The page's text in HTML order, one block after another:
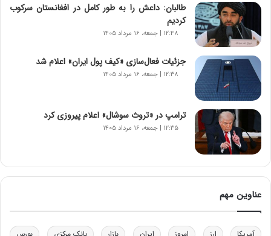
ر
ن‌
خ
و
د
ر
و
ب
ا
ی
ت
و
ل
د
خ
طالبان: داعش را به طور کامل در افغانستان سرکوب
کردیم
۱۲:۴۸ | جمعه، ۱۶ مرداد ۱۴۰۵
جزئیات فعال‌سازی «کیف پول ایران» اعلام شد
۱۲:۳۸ | جمعه، ۱۶ مرداد ۱۴۰۵
ترامپ در «تروث سوشال» اعلام پیروزی کرد
۱۲:۳۵ | جمعه، ۱۶ مرداد ۱۴۰۵
عناوین مهم
آمریکا ارز امروز ایران بازار بانک مرکزی
بورس